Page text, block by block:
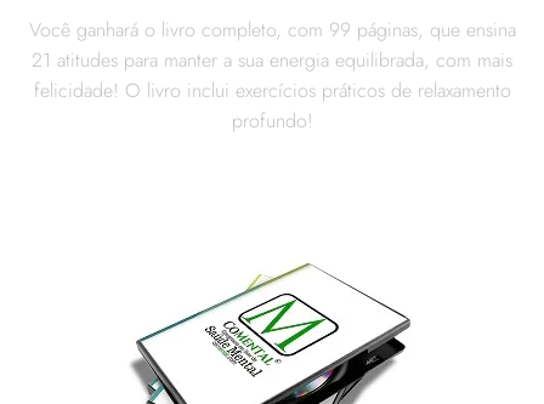
Você ganhará o livro completo, com 99 páginas, que ensina
21 atitudes para manter a sua energia equilibrada, com mais
felicidade! O livro inclui exercícios práticos de relaxamento
profundo!